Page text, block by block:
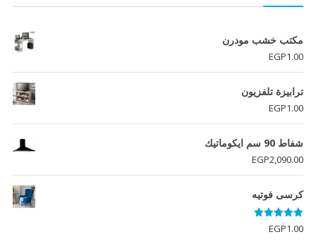
مكتب خشب مودرن
EGP1.00
ترابيزة تلفزيون
EGP1.00
شفاط 90 سم ايكوماتيك
EGP2,090.00
كرسى فوتيه
تم التقييم
5.00
من 5
EGP1.00